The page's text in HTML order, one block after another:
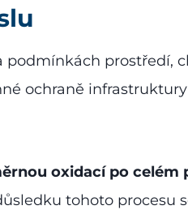
podmínkách prostředí,
ochraně
oxidací po celém
tohoto procesu